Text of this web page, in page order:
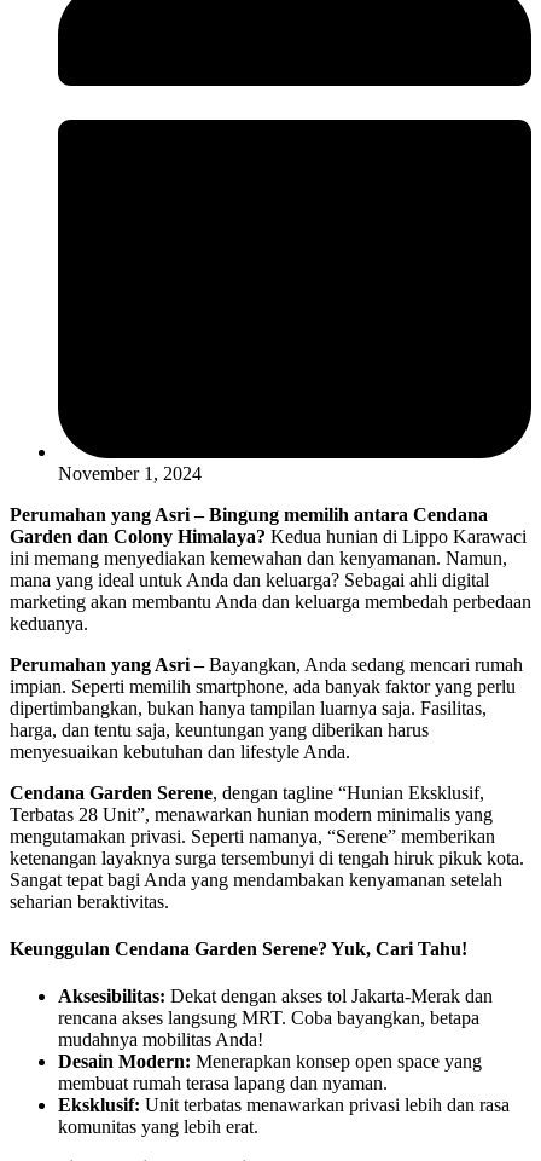
November 1, 2024
Perumahan yang Asri – Bingung memilih antara Cendana
Garden dan Colony Himalaya? Kedua hunian di Lippo Karawaci
ini memang menyediakan kemewahan dan kenyamanan. Namun,
mana yang ideal untuk Anda dan keluarga? Sebagai ahli digital
marketing akan membantu Anda dan keluarga membedah perbedaan
keduanya.
Perumahan yang Asri –Bayangkan, Anda sedang mencari rumah
impian. Seperti memilih smartphone, ada banyak faktor yang perlu
dipertimbangkan, bukan hanya tampilan luarnya saja. Fasilitas,
harga, dan tentu saja, keuntungan yang diberikan harus
menyesuaikan kebutuhan dan lifestyle Anda.
Cendana Garden Serene, dengan tagline “Hunian Eksklusif,
Terbatas 28 Unit”, menawarkan hunian modern minimalis yang
mengutamakan privasi. Seperti namanya, “Serene” memberikan
ketenangan layaknya surga tersembunyi di tengah hiruk pikuk kota.
Sangat tepat bagi Anda yang mendambakan kenyamanan setelah
seharian beraktivitas.
Keunggulan Cendana Garden Serene? Yuk, Cari Tahu!
Aksesibilitas: Dekat dengan akses tol Jakarta-Merak dan
rencana akses langsung MRT. Coba bayangkan, betapa
mudahnya mobilitas Anda!
Desain Modern: Menerapkan konsep open space yang
membuat rumah terasa lapang dan nyaman.
Eksklusif: Unit terbatas menawarkan privasi lebih dan rasa
komunitas yang lebih erat.